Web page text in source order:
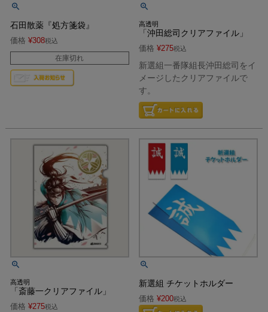
石田散薬『処方箋袋』
価格 ¥308税込
在庫切れ
高透明
「沖田総司クリアファイル」
価格 ¥275税込
新選組一番隊組長沖田総司をイ
メージしたクリアファイルで
す。
高透明
「斎藤一クリアファイル」
価格 ¥275税込
新選組 チケットホルダー
価格 ¥200税込